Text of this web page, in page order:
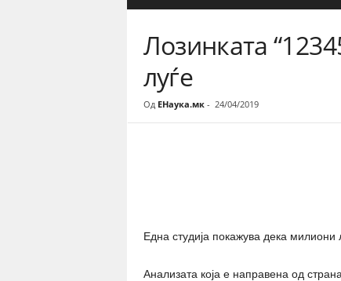
Лозинката
луѓе
Од ЕНаука.мк- 24/04/2019
Една студија покажува дека милиони
Анализата која е направена од